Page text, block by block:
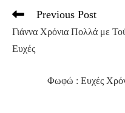
Read
articles
Previous Post
Γιάννα Χρόνια Πολλά με
Ευχές
Φωφώ : Ευχές